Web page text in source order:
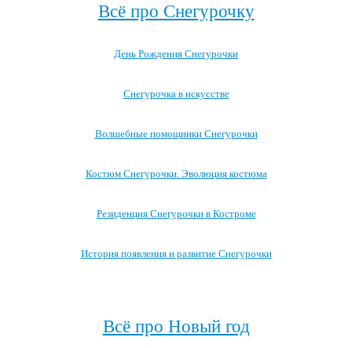
Всё про Снегурочку
День Рождения Снегурочки
Снегурочка в искусстве
Волшебные помощники Снегурочки
Костюм Снегурочки. Эволюция костюма
Резиденция Снегурочки в Костроме
История появления и развитие Снегурочки
Всё про Новый год